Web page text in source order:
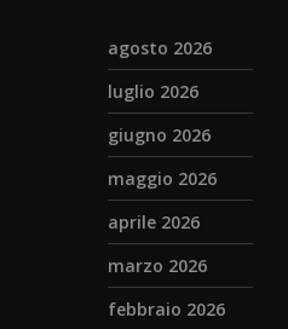
agosto 2026
luglio 2026
giugno 2026
maggio 2026
aprile 2026
marzo 2026
febbraio 2026